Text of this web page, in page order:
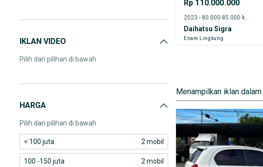
IKLAN VIDEO
Pilih dari pilihan di bawah
HARGA
Pilih dari pilihan di bawah
< 100 juta 2 mobil
100 -150 juta 2 mobil
Rp 110.000.000
Daihatsu Sigra
Enam Lingkung
Menampilkan iklan dalam